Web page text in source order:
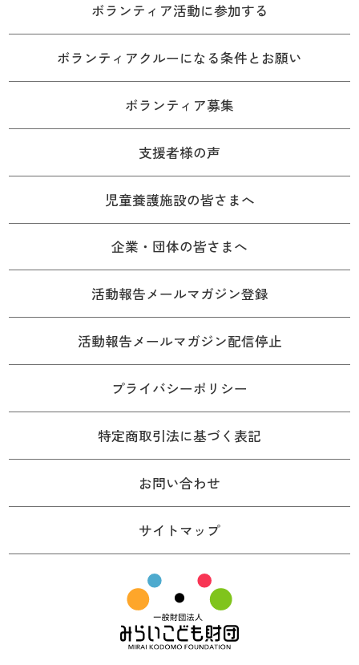
ボランティア活動に参加する
ボランティアクルーになる条件とお願い
ボランティア募集
支援者様の声
児童養護施設の皆さまへ
企業・団体の皆さまへ
活動報告メールマガジン登録
活動報告メールマガジン配信停止
プライバシーポリシー
特定商取引法に基づく表記
お問い合わせ
サイトマップ